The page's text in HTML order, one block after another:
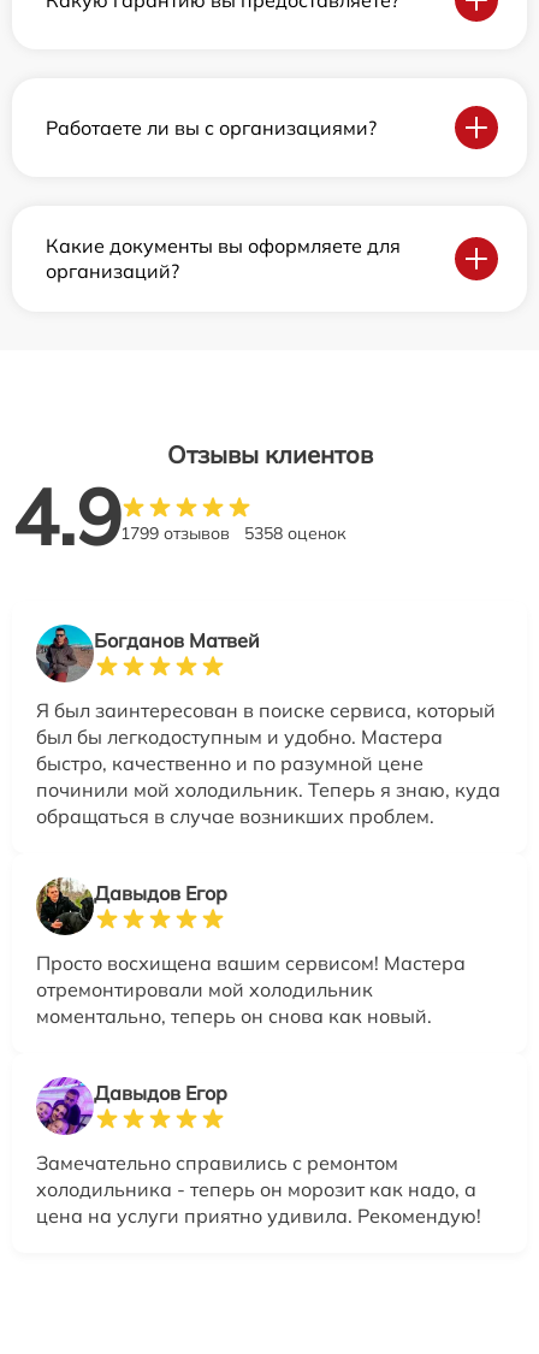
Работаете ли вы с организациями?
Какие документы вы оформляете для
организаций?
Отзывы клиентов
4.91799 отзывов 5358 оценок
Богданов Матвей
Я был заинтересован в поиске сервиса, который
был бы легкодоступным и удобно. Мастера
быстро, качественно и по разумной цене
починили мой холодильник. Теперь я знаю, куда
обращаться в случае возникших проблем.
Давыдов Егор
Просто восхищена вашим сервисом! Мастера
отремонтировали мой холодильник
моментально, теперь он снова как новый.
Давыдов Егор
Замечательно справились с ремонтом
холодильника - теперь он морозит как надо, а
цена на услуги приятно удивила. Рекомендую!